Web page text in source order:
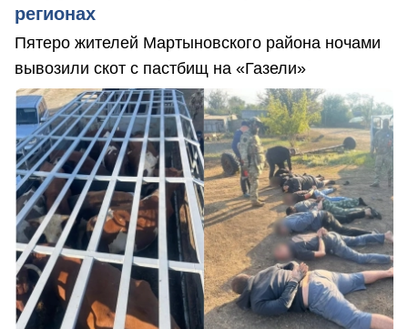
регионах
Пятеро жителей Мартыновского района ночами
вывозили скот с пастбищ на «Газели»